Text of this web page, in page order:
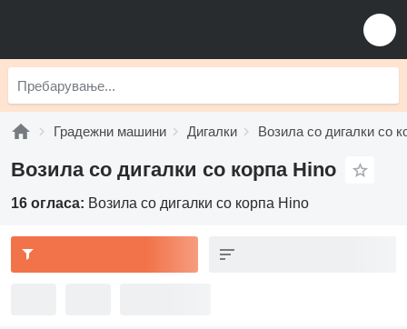
Градежни машини Дигалки Возила со дигалки со
Возила со дигалки со корпа Hino
16 огласа: Возила со дигалки со корпа Hino